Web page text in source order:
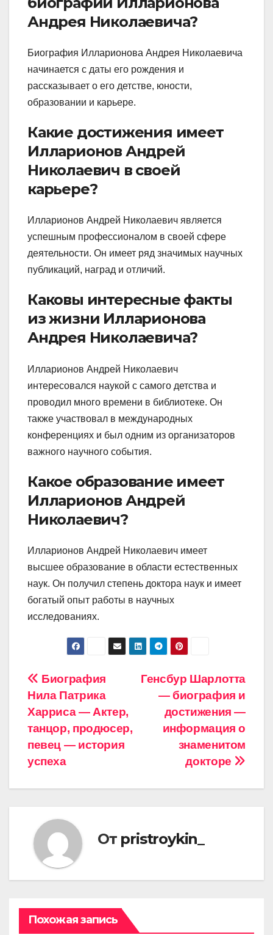
Андрея Николаевича?
Биография Илларионова Андрея Николаевича
начинается с даты его рождения и
рассказывает о его детстве, юности,
образовании и карьере.
Какие достижения имеет
Илларионов Андрей
Николаевич в своей
карьере?
Илларионов Андрей Николаевич является
успешным профессионалом в своей сфере
деятельности. Он имеет ряд значимых научных
публикаций, наград и отличий.
Каковы интересные факты
из жизни Илларионова
Андрея Николаевича?
Илларионов Андрей Николаевич
интересовался наукой с самого детства и
проводил много времени в библиотеке. Он
также участвовал в международных
конференциях и был одним из организаторов
важного научного события.
Какое образование имеет
Илларионов Андрей
Николаевич?
Илларионов Андрей Николаевич имеет
высшее образование в области естественных
наук. Он получил степень доктора наук и имеет
богатый опыт работы в научных
исследованиях.
Навигация
по
записям
Генсбур Шарлотта
— биография и
достижения —
информация о
знаменитом
докторе
Биография
Нила Патрика
Харриса — Актер,
танцор, продюсер,
певец — история
успеха
От pristroykin_
Похожая запись